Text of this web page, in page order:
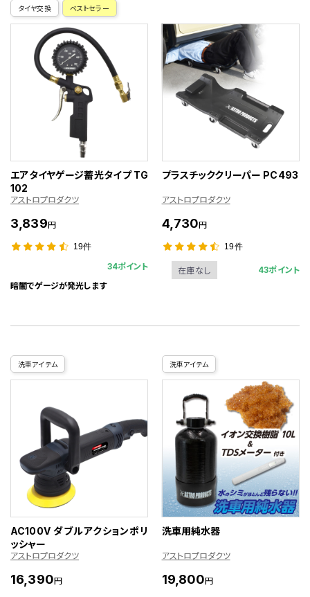
タイヤ交換 ベストセラー
エアタイヤゲージ蓄光タイプ TG
102
アストロプロダクツ
3,839円
19件
34ポイント
暗闇でゲージが発光します
プラスチッククリーパー PC493
アストロプロダクツ
4,730円
19件
在庫なし 43ポイント
洗車アイテム
AC100V ダブルアクションポリ
ッシャー
アストロプロダクツ
16,390円
洗車アイテム
洗車用純水器
アストロプロダクツ
19,800円